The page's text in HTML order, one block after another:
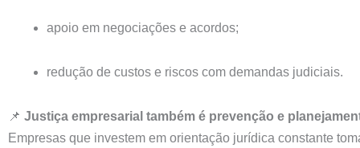
apoio em negociações e acordos;
redução de custos e riscos com demandas judiciais.
📌 Justiça empresarial também é prevenção e
Empresas que investem em orientação jurídica constante